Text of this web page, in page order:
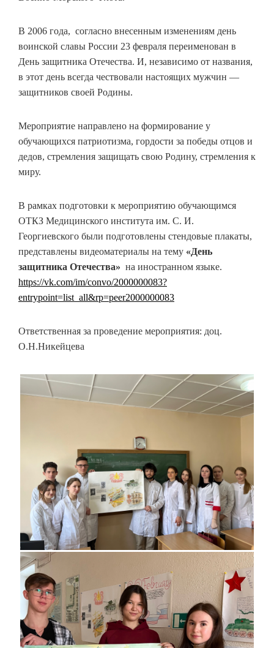
В 2006 года, согласно внесенным изменениям день
воинской славы России 23 февраля переименован в
День защитника Отечества. И, независимо от названия,
в этот день всегда чествовали настоящих мужчин —
защитников своей Родины.
Мероприятие направлено на формирование у
обучающихся патриотизма, гордости за победы отцов и
дедов, стремления защищать свою Родину, стремления к
миру.
В рамках подготовки к мероприятию обучающимся
ОТКЗ Медицинского института им. С. И.
Георгиевского были подготовлены стендовые плакаты,
представлены видеоматериалы на тему «День
защитника Отечества» на иностранном языке.
https://vk.com/im/convo/2000000083?
entrypoint=list_all&rp=peer2000000083
Ответственная за проведение мероприятия: доц.
О.Н.Никейцева